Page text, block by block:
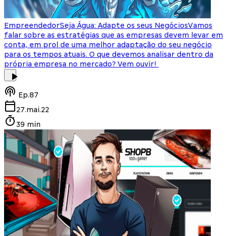
EmpreendedorSeja Água: Adapte os seus NegóciosVamos
falar sobre as estratégias que as empresas devem levar em
conta, em prol de uma melhor adaptação do seu negócio
para os tempos atuais. O que devemos analisar dentro da
própria empresa no mercado? Vem ouvir!
Ep.87
27.mai.22
39 min